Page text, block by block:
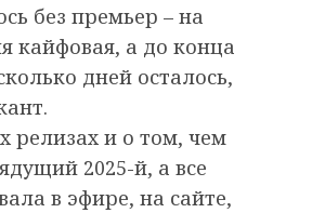
без премьер – на
кайфовая, а до конца
дней осталось,
релизах и о том, чем
2025-й, а все
в эфире, на сайте,